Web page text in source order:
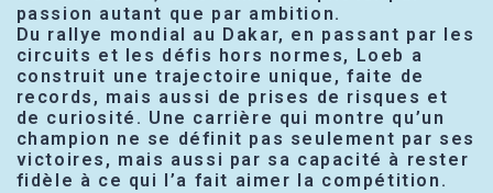
passion autant que par ambition.
Du rallye mondial au Dakar, en passant par les
circuits et les défis hors normes, Loeb a
construit une trajectoire unique, faite de
records, mais aussi de prises de risques et
de curiosité. Une carrière qui montre qu’un
champion ne se définit pas seulement par ses
victoires, mais aussi par sa capacité à rester
fidèle à ce qui l’a fait aimer la compétition.